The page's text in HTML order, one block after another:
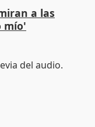
a las
mío'